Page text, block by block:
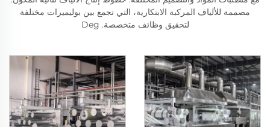
مصممة للألياف المركبة الابتكارية، التي تجمع بين بوليميرات مختلفة
لتحقيق وظائف متخصصة. Deg